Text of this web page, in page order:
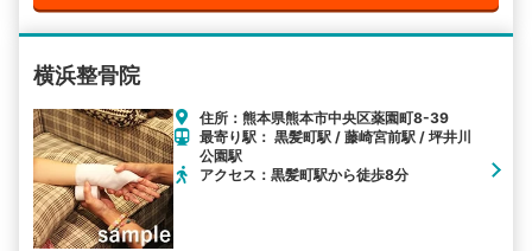
横浜整骨院
住所：熊本県熊本市中央区薬園町8-39
最寄り駅： 黒髪町駅 / 藤崎宮前駅 / 坪井川
公園駅
アクセス：黒髪町駅から徒歩8分